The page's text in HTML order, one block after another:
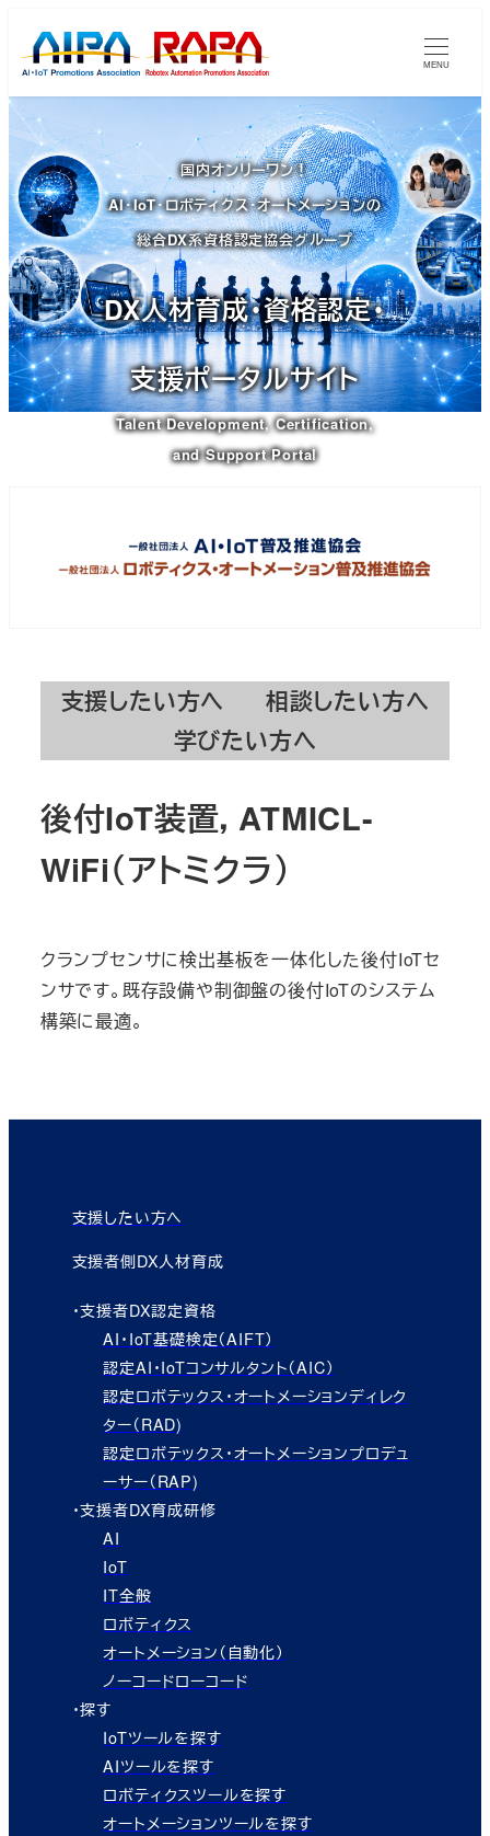
イ
ン
コ
ン
テ
ン
ツ
へ
移
動
MENU
国内オンリーワン！
AI・IoT・ロボティクス・オートメーションの
総合DX系資格認定協会グループ
DX人材育成・資格認定・
支援ポータルサイト
Talent Development, Certification,
and Support Portal
支援したい方へ
相談したい方へ
学びたい方へ
後付IoT装置，ATMICL-
WiFi（アトミクラ）
クランプセンサに検出基板を一体化した後付IoTセ
ンサです。既存設備や制御盤の後付IoTのシステム
構築に最適。
支援したい方へ
支援者側DX人材育成
・支援者DX認定資格
AI・IoT基礎検定（AIFT）
認定AI・IoTコンサルタント（AIC）
認定ロボテックス・オートメーションディレク
ター（RAD)
認定ロボテックス・オートメーションプロデュ
ーサー（RAP)
・支援者DX育成研修
AI
IoT
IT全般
ロボティクス
オートメーション（自動化）
ノーコードローコード
・探す
IoTツールを探す
AIツールを探す
ロボティクスツールを探す
オートメーションツールを探す